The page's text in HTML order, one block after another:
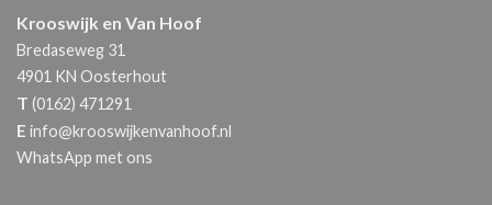
Krooswijk en Van Hoof
Bredaseweg 31
4901 KN Oosterhout
T (0162) 471291
E info@krooswijkenvanhoof.nl
WhatsApp met ons